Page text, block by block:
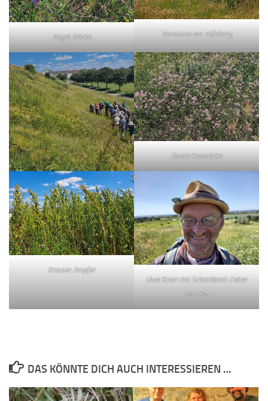
Vogel-Wicke Terrassen am Tafelberg
Bunte Kronwicke
Krauser Ampfer
Uwe Knorr mit Schachbrett-Falter
am Hut
DAS KÖNNTE DICH AUCH INTERESSIEREN …